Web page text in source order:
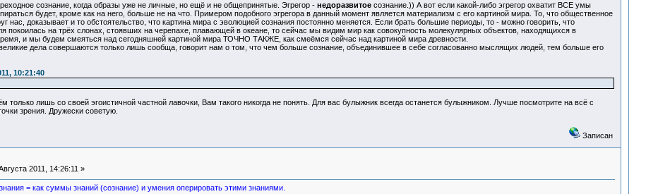
сознание, когда образы уже не личные, но ещё и не общепринятые. Эгрегор - недоразвитоесознание.)) А вот если какой-либо эгрегор охватит ВСЕ умы
будет, кроме как на него, больше не на что. Примером подобного эгрегора в данный момент является материализм с его картиной мира. То, что общественное
нас, доказывает и то обстоятельство, что картина мира с эволюцией сознания постоянно меняется. Если брать большие периоды, то - можно говорить, что
покоилась на трёх слонах, стоявших на черепахе, плавающей в океане, то сейчас мы видим мир как совокупность молекулярных объектов, находящихся в
и мы будем смеяться над сегодняшней картиной мира ТОЧНО ТАКЖЕ, как смеёмся сейчас над картиной мира древности.
дела совершаются только лишь сообща, говорит нам о том, что чем больше сознание, объединившее в себе согласованно мыслящих людей, тем больше его
10:21:40
лишь со своей эгоистичной частной лавочки, Вам такого никогда не понять. Для вас булыжник всегда останется булыжником. Лучше посмотрите на всё с
зрения. Дружески советую.
Записан
2011, 14:26:11 »
= как суммы знаний (сознание) и умения оперировать этими знаниями.